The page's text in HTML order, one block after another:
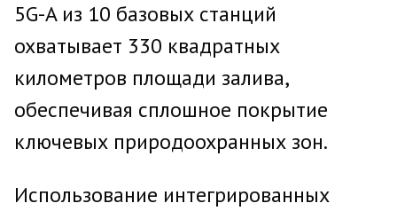
5G-A из 10 базовых станций
охватывает 330 квадратных
километров площади залива,
обеспечивая сплошное покрытие
ключевых природоохранных зон.
Использование интегрированных